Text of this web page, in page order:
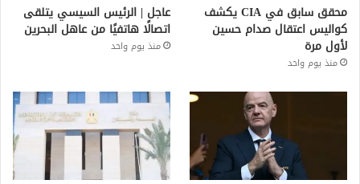
محقق سابق في CIA يكشف
كواليس اعتقال صدام حسين
لأول مرة
منذ يوم واحد
عاجل | الرئيس السيسي يتلقى
اتصالًا هاتفيًا من عاهل البحرين
منذ يوم واحد